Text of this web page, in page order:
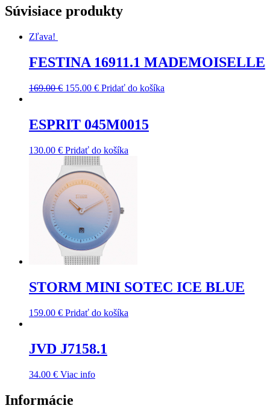
Súvisiace produkty
Zľava!
FESTINA 16911.1 MADEMOISELLE
169.00€ 155.00 € Pridať do košíka
ESPRIT 045M0015
130.00 € Pridať do košíka
STORM MINI SOTEC ICE BLUE
159.00 € Pridať do košíka
JVD J7158.1
34.00 € Viac info
Informácie